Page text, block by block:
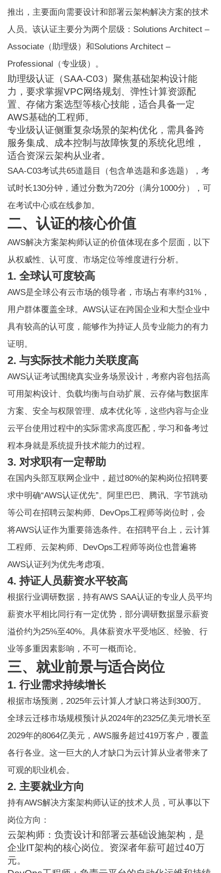
推出，主要面向需要设计和部署云架构解决方案的技术
人员。该认证主要分为两个层级：Solutions Architect –
Associate（助理级）和Solutions Architect –
Professional（专业级）。
助理级认证（SAA-C03）聚焦基础架构设计能
力，要求掌握VPC网络规划、弹性计算资源配
置、存储方案选型等核心技能，适合具备一定
AWS基础的工程师。
专业级认证侧重复杂场景的架构优化，需具备跨
服务集成、成本控制与故障恢复的系统化思维，
适合资深云架构从业者。
SAA-C03考试共65道题目（包含单选题和多选题），考
试时长130分钟，通过分数为720分（满分1000分），可
在考试中心或在线参加。
二、认证的核心价值
AWS解决方案架构师认证的价值体现在多个层面，以下
从权威性、认可度、市场定位等维度进行分析。
1. 全球认可度较高
AWS是全球公有云市场的领导者，市场占有率约31%，
用户群体覆盖全球。AWS认证在跨国企业和大型企业中
具有较高的认可度，能够作为持证人员专业能力的有力
证明。
2. 与实际技术能力关联度高
AWS认证考试围绕真实业务场景设计，考察内容包括高
可用架构设计、负载均衡与自动扩展、云存储与数据库
方案、安全与权限管理、成本优化等，这些内容与企业
云平台使用过程中的实际需求高度匹配，学习和备考过
程本身就是系统提升技术能力的过程。
3. 对求职有一定帮助
在国内头部互联网企业中，超过80%的架构岗位招聘要
求中明确“AWS认证优先”。阿里巴巴、腾讯、字节跳动
等公司在招聘云架构师、DevOps工程师等岗位时，会
将AWS认证作为重要筛选条件。在招聘平台上，云计算
工程师、云架构师、DevOps工程师等岗位也普遍将
AWS认证列为优先考虑项。
4. 持证人员薪资水平较高
根据行业调研数据，持有AWS SAA认证的专业人员平均
薪资水平相比同行有一定优势，部分调研数据显示薪资
溢价约为25%至40%。具体薪资水平受地区、经验、行
业等多重因素影响，不可一概而论。
三、就业前景与适合岗位
1. 行业需求持续增长
根据市场预测，2025年云计算人才缺口将达到300万。
全球云迁移市场规模预计从2024年的2325亿美元增长至
2029年的8064亿美元，AWS服务超过419万客户，覆盖
各行各业。这一巨大的人才缺口为云计算从业者带来了
可观的职业机会。
2. 主要就业方向
持有AWS解决方案架构师认证的技术人员，可从事以下
岗位方向：
云架构师：负责设计和部署云基础设施架构，是
企业IT架构的核心岗位。资深者年薪可超过40万
元。